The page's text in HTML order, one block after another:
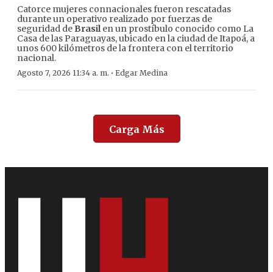
Catorce mujeres connacionales fueron rescatadas
durante un operativo realizado por fuerzas de
seguridad de Brasilen un prostíbulo conocido como La
Casa de las Paraguayas, ubicado en la ciudad de Itapoá, a
unos 600 kilómetros de la frontera con el territorio
nacional.
Agosto 7, 2026 11:34 a. m. · Edgar Medina
Carga Más